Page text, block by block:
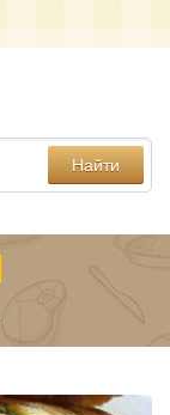
Найти